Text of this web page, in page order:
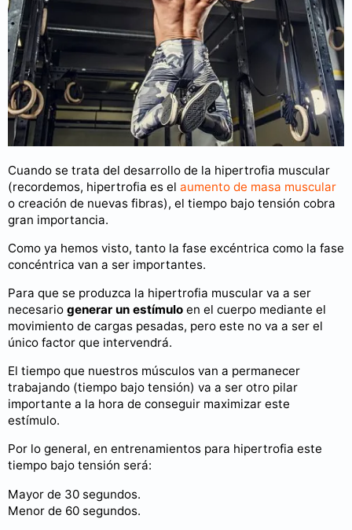
Cuando se trata del desarrollo de la hipertrofia muscular
(recordemos, hipertrofia es el aumento de masa muscular
o creación de nuevas fibras), el tiempo bajo tensión cobra
gran importancia.
Como ya hemos visto, tanto la fase excéntrica como la fase
concéntrica van a ser importantes.
Para que se produzca la hipertrofia muscular va a ser
necesario generar un estímulo en el cuerpo mediante el
movimiento de cargas pesadas, pero este no va a ser el
único factor que intervendrá.
El tiempo que nuestros músculos van a permanecer
trabajando (tiempo bajo tensión) va a ser otro pilar
importante a la hora de conseguir maximizar este
estímulo.
Por lo general, en entrenamientos para hipertrofia este
tiempo bajo tensión será:
Mayor de 30 segundos.
Menor de 60 segundos.